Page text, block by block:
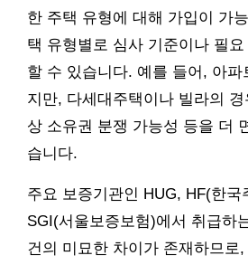
한 주택 유형에 대해 가입이 가
택 유형별로 심사 기준이나 필
할 수 있습니다. 예를 들어, 아
지만, 다세대주택이나 빌라의
상 소유권 분쟁 가능성 등을 더
습니다.
주요 보증기관인 HUG, HF(한국
SGI(서울보증보험)에서 취급하
건의 미묘한 차이가 존재하므로